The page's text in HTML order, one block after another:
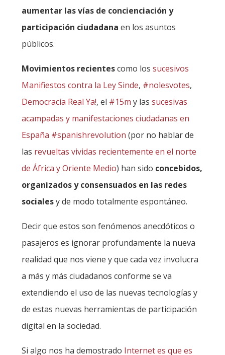
aumentar las vías de concienciación y
participación ciudadana en los asuntos
públicos.
Movimientos recientescomo los sucesivos
Manifiestos contra la Ley Sinde, #nolesvotes,
Democracia Real Ya!, el #15m y las sucesivas
acampadas y manifestaciones ciudadanas en
España #spanishrevolution (por no hablar de
las revueltas vividas recientemente en el norte
de África y Oriente Medio) han sido concebidos,
organizados y consensuados en las redes
socialesy de modo totalmente espontáneo.
Decir que estos son fenómenos anecdóticos o
pasajeros es ignorar profundamente la nueva
realidad que nos viene y que cada vez involucra
a más y más ciudadanos conforme se va
extendiendo el uso de las nuevas tecnologías y
de estas nuevas herramientas de participación
digital en la sociedad.
Si algo nos ha demostrado Internet es que es